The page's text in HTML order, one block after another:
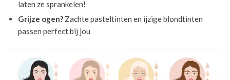
laten ze sprankelen!
Grijze ogen? Zachte pasteltinten en ijzige blondtinten
passen perfect bij jou